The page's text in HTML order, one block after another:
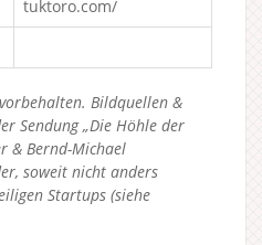
tuktoro.com/
Bildquellen &
Sendung „Die Höhle der
& Bernd-Michael
soweit nicht anders
Startups (siehe